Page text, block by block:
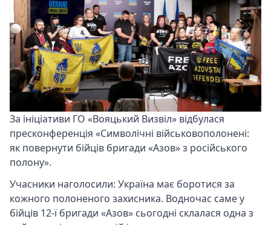
За ініціативи ГО «Вояцький Визвіл» відбулася
пресконференція «Символічні військовополонені:
як повернути бійців бригади «Азов» з російського
полону».
Учасники наголосили: Україна має боротися за
кожного полоненого захисника. Водночас саме у
бійців 12-ї бригади «Азов» сьогодні склалася одна з